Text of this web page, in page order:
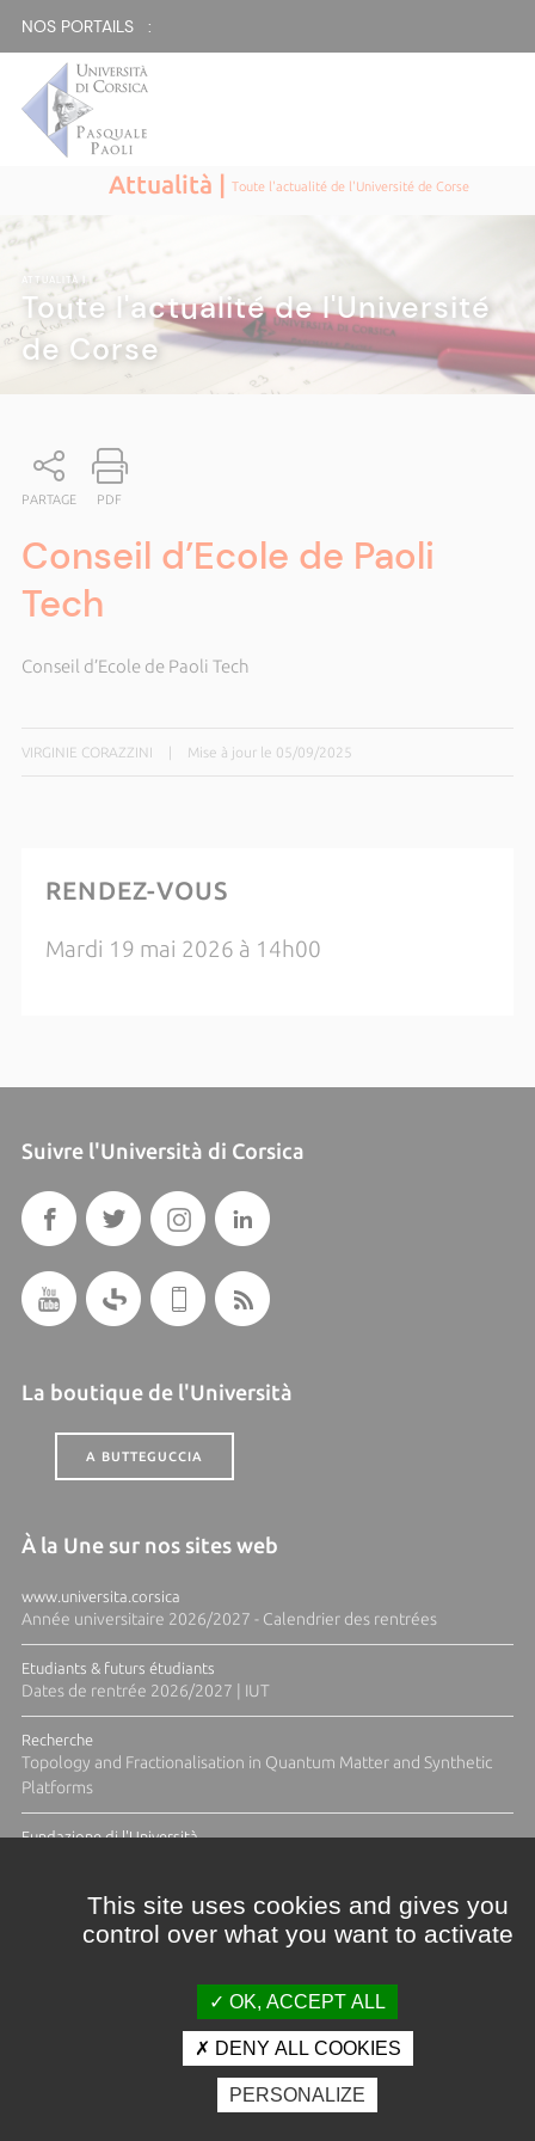
NOS PORTAILS :
Attualità |Toute l'actualité de l'Université de Corse
ATTUALITÀ|
Toute l'actualité de l'Université
de Corse
PARTAGE PDF
Conseil d’Ecole de Paoli
Tech
Conseil d’Ecole de Paoli Tech
VIRGINIE CORAZZINI Mise à jour le 05/09/2025
RENDEZ-VOUS
Mardi 19 mai 2026 à 14h00
Suivre l'Università di Corsica
La boutique de l'Università
A BUTTEGUCCIA
À la Une sur nos sites web
www.universita.corsica
Année universitaire 2026/2027 - Calendrier des rentrées
Etudiants & futurs étudiants
Dates de rentrée 2026/2027 | IUT
Recherche
Topology and Fractionalisation in Quantum Matter and Synthetic
Platforms
Fundazione di l'Università
Crédits et mentions légales
Espace presse
Photothèque
This site uses cookies and gives you
control over what you want to activate
OK, ACCEPT ALL
DENY ALL COOKIES
PERSONALIZE